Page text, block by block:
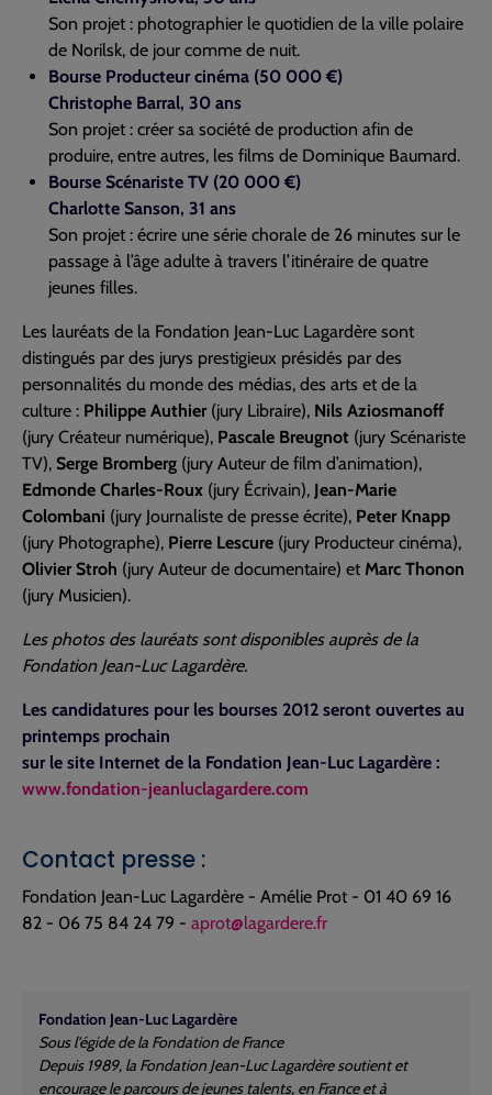
Son projet : photographier le quotidien de la ville polaire
de Norilsk, de jour comme de nuit.
Bourse Producteur cinéma (50 000 €)
Christophe Barral, 30 ans
Son projet : créer sa société de production afin de
produire, entre autres, les films de Dominique Baumard.
Bourse Scénariste TV (20 000 €)
Charlotte Sanson, 31 ans
Son projet : écrire une série chorale de 26 minutes sur le
passage à l’âge adulte à travers l’itinéraire de quatre
jeunes filles.
Les lauréats de la Fondation Jean-Luc Lagardère sont
distingués par des jurys prestigieux présidés par des
personnalités du monde des médias, des arts et de la
culture : Philippe Authier(jury Libraire), Nils Aziosmanoff
(jury Créateur numérique), Pascale Breugnot (jury Scénariste
TV), Serge Bromberg (jury Auteur de film d’animation),
Edmonde Charles-Roux (jury Écrivain), Jean-Marie
Colombani (jury Journaliste de presse écrite), Peter Knapp
(jury Photographe), Pierre Lescure (jury Producteur cinéma),
Olivier Stroh (jury Auteur de documentaire) et Marc Thonon
(jury Musicien).
Les photos des lauréats sont disponibles auprès de la
Fondation Jean-Luc Lagardère.
Les candidatures pour les bourses 2012 seront ouvertes au
printemps prochain
sur le site Internet de la Fondation Jean-Luc Lagardère :
www.fondation-jeanluclagardere.com
Contact presse :
Fondation Jean-Luc Lagardère - Amélie Prot - 01 40 69 16
82 - 06 75 84 24 79 - aprot@lagardere.fr
Fondation Jean-Luc Lagardère
Sous l'égide de la Fondation de France
Depuis 1989, la Fondation Jean-Luc Lagardère soutient et
encourage le parcours de jeunes talents, en France et à